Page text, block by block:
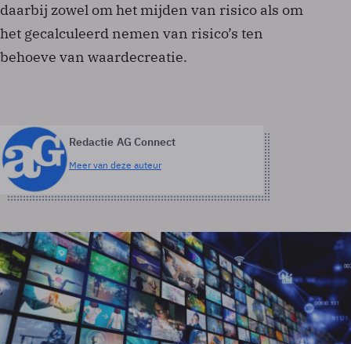
daarbij zowel om het mijden van risico als om
het gecalculeerd nemen van risico’s ten
behoeve van waardecreatie.
Redactie AG Connect
Meer van deze auteur